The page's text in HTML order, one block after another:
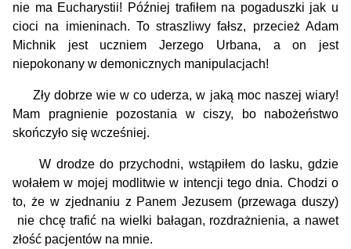
nie ma Eucharystii! Później trafiłem na pogaduszki jak u
cioci na imieninach. To straszliwy fałsz, przecież Adam
Michnik jest uczniem Jerzego Urbana, a on jest
niepokonany w demonicznych manipulacjach!
Zły dobrze wie w co uderza, w jaką moc naszej wiary!
Mam pragnienie pozostania w ciszy, bo nabożeństwo
skończyło się wcześniej.
W drodze do przychodni, wstąpiłem do lasku, gdzie
wołałem w mojej modlitwie w intencji tego dnia. Chodzi o
to, że w zjednaniu z Panem Jezusem (przewaga duszy)
nie chcę trafić na wielki bałagan, rozdrażnienia, a nawet
złość pacjentów na mnie.